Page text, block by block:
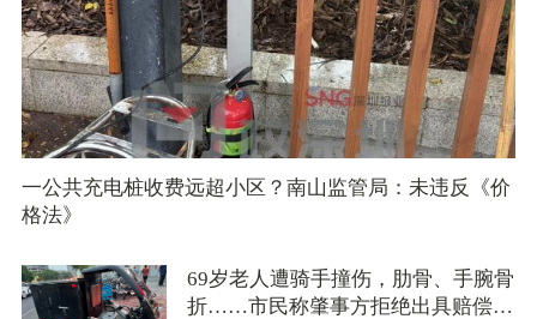
一公共充电桩收费远超小区？南山监管局：未违反《价
格法》
69岁老人遭骑手撞伤，肋骨、手腕骨
折……市民称肇事方拒绝出具赔偿方